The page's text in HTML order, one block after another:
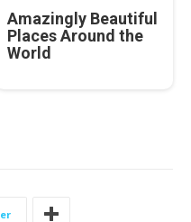
Amazingly Beautiful
Places Around the
World